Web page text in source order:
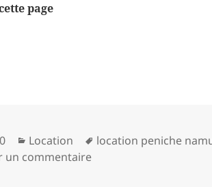
page
Catégories
Location
Mots-
location peniche
un commentairesur Location d’une